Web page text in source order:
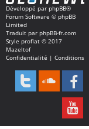
Développé par phpBB®
Forum Software © phpBB
Limited
Traduit par phpBB-fr.com
Style proflat © 2017
Mazeltof
Confidentialité | Conditions